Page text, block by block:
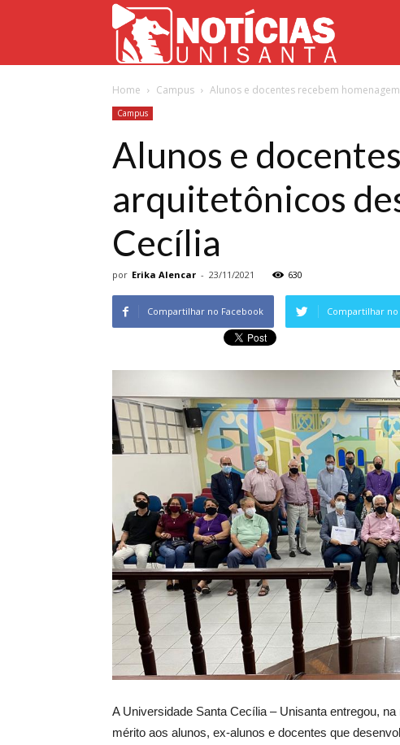
Unisanta
Home Campus Alunos e docentes recebem
Campus
Alunos e
arquitetônicos
Cecília
por Erika Alencar - 23/11/2021 630
Compartilhar no Facebook Compartilhar
A Universidade Santa Cecília – Unisanta entregou,
mérito aos alunos, ex-alunos e docentes que